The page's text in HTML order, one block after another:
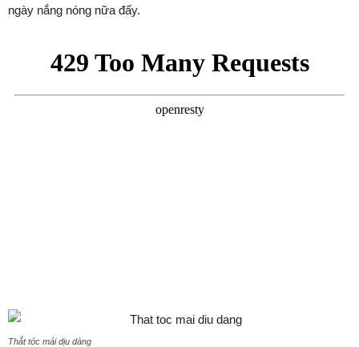
ngày nắng nóng nữa đấy.
Thắt tóc mái dịu dàng